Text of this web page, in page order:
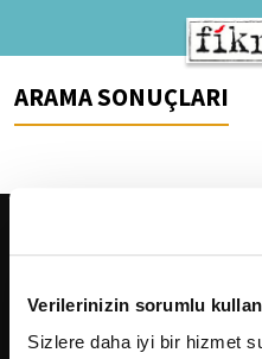
Verilerinizin sorumlu
Sizlere daha iyi bir hizmet
ARAMA SONUÇLARI